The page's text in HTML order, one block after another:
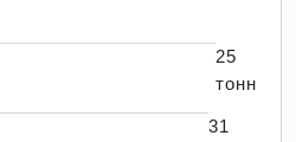
25
тонн
31